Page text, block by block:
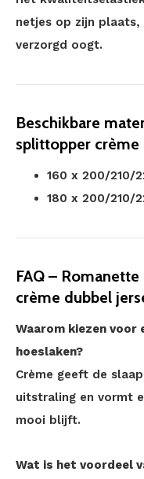
netjes op zijn
verzorgd oogt.
Beschikbare
splittopper crème
160 x 200/210/
180 x 200/210/
FAQ –
crème dubbel
Waarom kiezen
hoeslaken?
Crème geeft de
uitstraling en vormt
mooi blijft.
Wat is het voordeel